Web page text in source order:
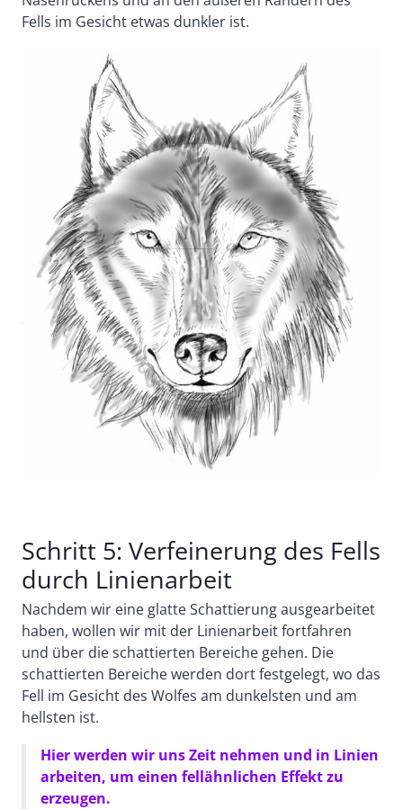
Fells im Gesicht etwas dunkler ist.
Schritt 5: Verfeinerung des Fells
durch Linienarbeit
Nachdem wir eine glatte Schattierung ausgearbeitet
haben, wollen wir mit der Linienarbeit fortfahren
und über die schattierten Bereiche gehen. Die
schattierten Bereiche werden dort festgelegt, wo das
Fell im Gesicht des Wolfes am dunkelsten und am
hellsten ist.
Hier werden wir uns Zeit nehmen und in Linien
arbeiten, um einen fellähnlichen Effekt zu
erzeugen.